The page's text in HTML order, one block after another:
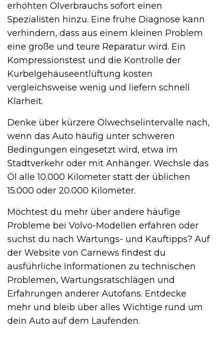
erhöhten Ölverbrauchs sofort einen
Spezialisten hinzu. Eine frühe Diagnose kann
verhindern, dass aus einem kleinen Problem
eine große und teure Reparatur wird. Ein
Kompressionstest und die Kontrolle der
Kurbelgehäuseentlüftung kosten
vergleichsweise wenig und liefern schnell
Klarheit.
Denke über kürzere Ölwechselintervalle nach,
wenn das Auto häufig unter schweren
Bedingungen eingesetzt wird, etwa im
Stadtverkehr oder mit Anhänger. Wechsle das
Öl alle 10.000 Kilometer statt der üblichen
15.000 oder 20.000 Kilometer.
Möchtest du mehr über andere häufige
Probleme bei Volvo-Modellen erfahren oder
suchst du nach Wartungs- und Kauftipps? Auf
der Website von Carnews findest du
ausführliche Informationen zu technischen
Problemen, Wartungsratschlägen und
Erfahrungen anderer Autofans. Entdecke
mehr und bleib über alles Wichtige rund um
dein Auto auf dem Laufenden.